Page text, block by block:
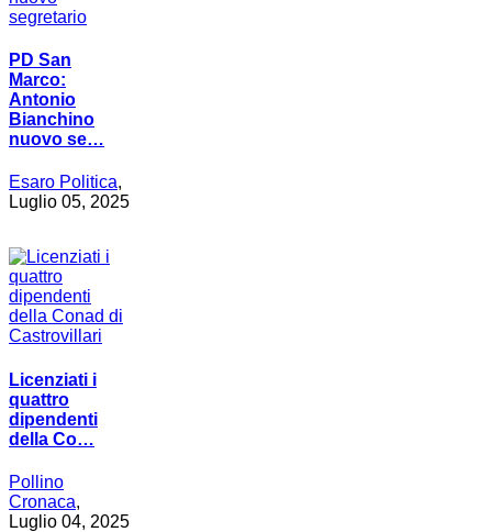
PD San
Marco:
Antonio
Bianchino
nuovo se…
Esaro Politica,
Luglio 05, 2025
Licenziati i
quattro
dipendenti
della Co…
Pollino
Cronaca,
Luglio 04, 2025